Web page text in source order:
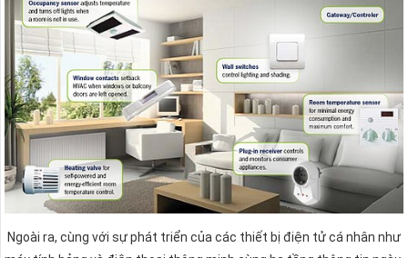
Ngoài ra, cùng với sự phát triển của các thiết bị điện tử cá nhân như